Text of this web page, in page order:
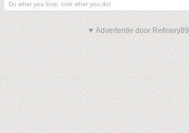
Do what you love, love what you do!
▼ Advertentie door Refinery89